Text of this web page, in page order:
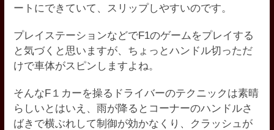
ートにできていて、スリップしやすいのです。
プレイステーションなどでF1のゲームをプレイする
と気づくと思いますが、ちょっとハンドル切っただ
けで車体がスピンしますよね。
そんなF１カーを操るドライバーのテクニックは素晴
らしいとはいえ、雨が降るとコーナーのハンドルさ
ばきで横ぶれして制御が効かなくり、クラッシュが